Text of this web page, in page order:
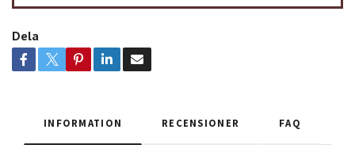
Dela
INFORMATION RECENSIONER FAQ